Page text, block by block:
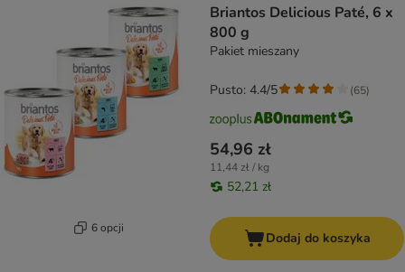
6 opcji
Briantos Delicious Paté, 6 x
800 g
Pakiet mieszany
54,96 zł
11,44 zł / kg
52,21 zł
Pusto: 4.4/5 (65)
Dodaj do koszyka